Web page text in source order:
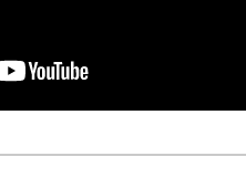
リーズの組み合
ブランドで